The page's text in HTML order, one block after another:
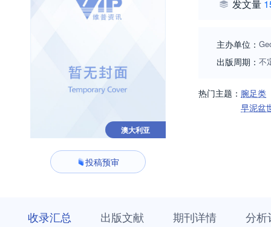
澳大利亚
投稿预审
发文量
主办单位：
出版周期： 不
热门主题： 腕足类
早泥盆
收录汇总 出版文献 期刊详情 分析